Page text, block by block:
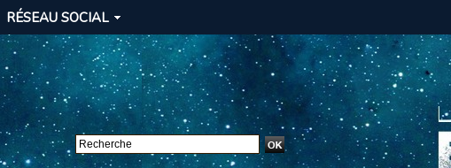
RÉSEAU SOCIAL